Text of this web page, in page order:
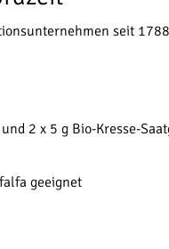
seit
2 x 5 g Bio-Kresse-
geeignet